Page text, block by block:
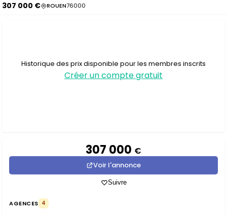
307 000 € ROUEN76000
Historique des prix disponible pour les membres inscrits
Créer un compte gratuit
307 000 €
Voir l'annonce
Suivre
AGENCES 4